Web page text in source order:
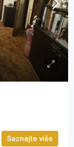
Saznajte više